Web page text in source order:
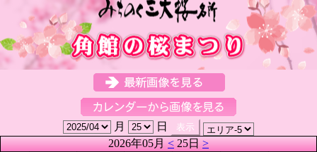
月
日
2026年05月<25日>